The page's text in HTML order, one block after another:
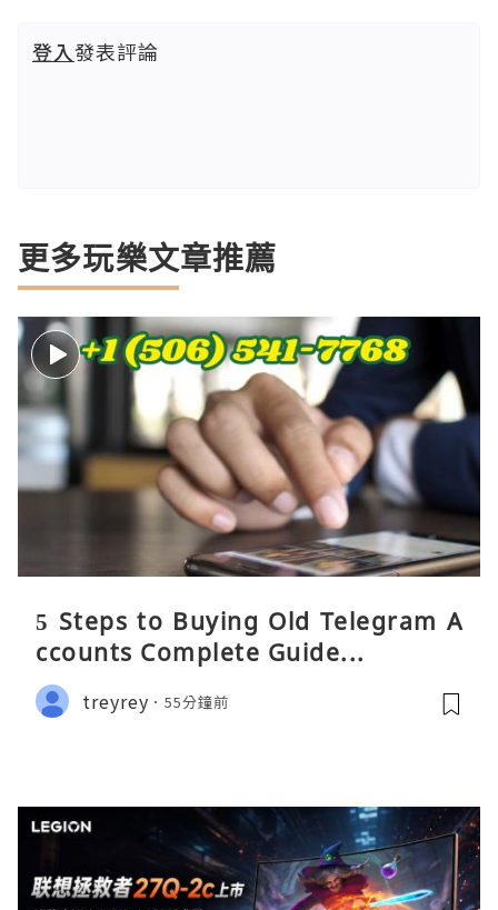
登入發表評論
更多玩樂文章推薦
5 Steps to Buying Old Telegram A
ccounts Complete Guide...
treyrey 55分鐘前